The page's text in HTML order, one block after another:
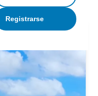
Registrarse